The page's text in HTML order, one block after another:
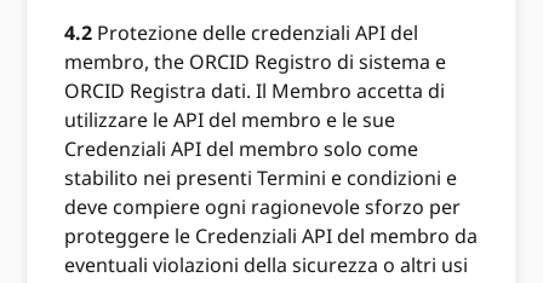
4.2 Protezione delle credenziali API del
membro, the ORCID Registro di sistema e
ORCID Registra dati. Il Membro accetta di
utilizzare le API del membro e le sue
Credenziali API del membro solo come
stabilito nei presenti Termini e condizioni e
deve compiere ogni ragionevole sforzo per
proteggere le Credenziali API del membro da
eventuali violazioni della sicurezza o altri usi